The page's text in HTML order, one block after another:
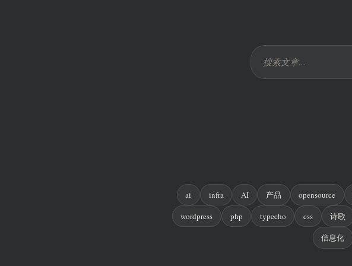
ai infra AI 产品 opensource
wordpress php typecho css 诗歌
信息化